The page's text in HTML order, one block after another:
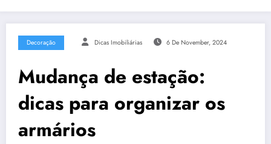
Decoração Dicas Imobiliárias 6 De November, 2024
Mudança de estação:
dicas para organizar os
armários